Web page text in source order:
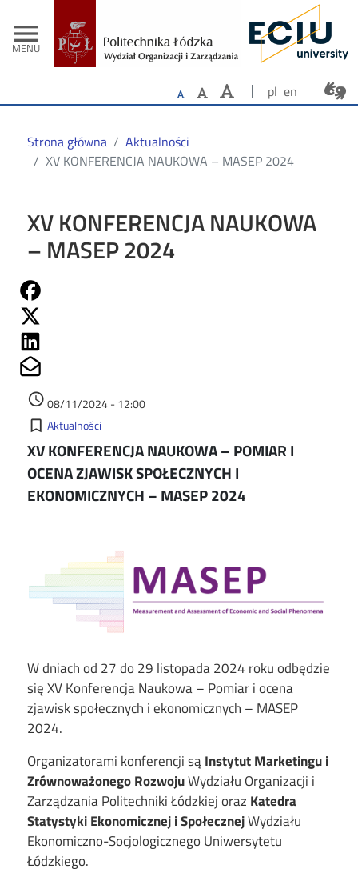
menu
MENU
- Strona
pl en
Strona główna
Aktualności
XV KONFERENCJA NAUKOWA – MASEP 2024
XV KONFERENCJA NAUKOWA
– MASEP 2024
access_time 08/11/2024 - 12:00
bookmark_border Kategorie
Aktualności
XV KONFERENCJA NAUKOWA – POMIAR I
OCENA ZJAWISK SPOŁECZNYCH I
EKONOMICZNYCH – MASEP 2024
W dniach od 27 do 29 listopada 2024 roku odbędzie
się XV Konferencja Naukowa – Pomiar i ocena
zjawisk społecznych i ekonomicznych – MASEP
2024.
Organizatorami konferencji sąInstytut Marketingu i
Zrównoważonego RozwojuWydziału Organizacji i
Zarządzania Politechniki Łódzkiej oraz Katedra
Statystyki Ekonomicznej i SpołecznejWydziału
Ekonomiczno-Socjologicznego Uniwersytetu
Łódzkiego.